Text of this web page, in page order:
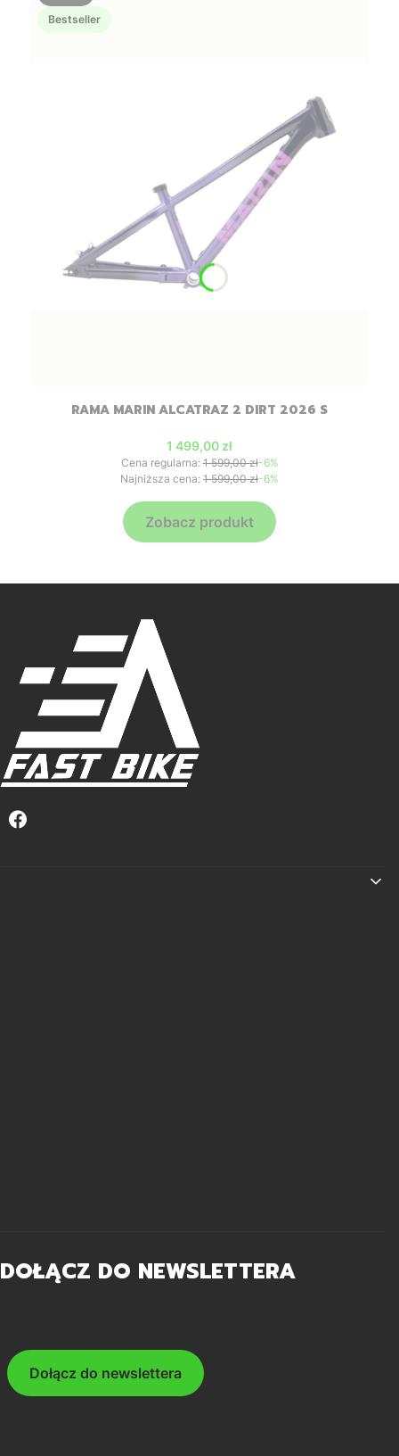
Bestseller
RAMA MARIN ALCATRAZ 2 DIRT 2026 S
Cena promocyjna
1 499,00 zł
Cena regularna: 1 599,00 zł-6%
Najniższa cena: 1 599,00 zł-6%
Zobacz produkt
DOŁĄCZ DO NEWSLETTERA
Dołącz do newslettera